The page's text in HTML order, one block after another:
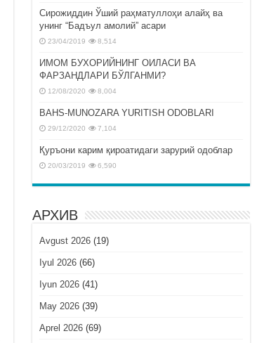
Сирожиддин Ўший раҳматуллоҳи алайҳ ва
унинг “Бадъул амолий” асари
23/04/2019 8,514
ИМОМ БУХОРИЙНИНГ ОИЛАСИ ВА
ФАРЗАНДЛАРИ БЎЛГАНМИ?
12/08/2020 8,004
BAHS-MUNOZARA YURITISH ODOBLARI
29/12/2020 7,104
Қуръони карим қироатидаги зарурий одоблар
20/03/2019 6,590
АРХИВ
Avgust 2026(19)
Iyul 2026(66)
Iyun 2026(41)
May 2026(39)
Aprel 2026(69)